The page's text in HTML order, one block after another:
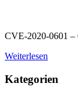
CVE-2020-0601 –
Weiterlesen
Kategorien